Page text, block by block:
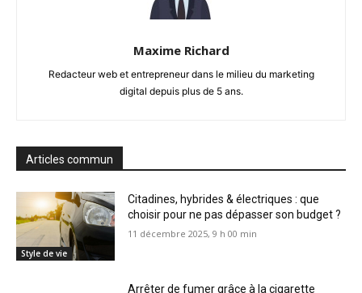
Maxime Richard
Redacteur web et entrepreneur dans le milieu du marketing
digital depuis plus de 5 ans.
Articles commun
Style de vie
Citadines, hybrides & électriques : que
choisir pour ne pas dépasser son budget ?
11 décembre 2025, 9 h 00 min
Arrêter de fumer grâce à la cigarette